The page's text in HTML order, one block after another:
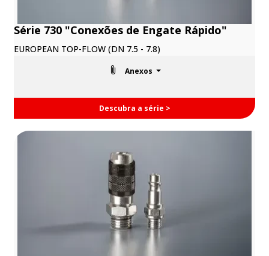
Série 730 "Conexões de Engate Rápido"
EUROPEAN TOP-FLOW (DN 7.5 - 7.8)
Anexos
Descubra a série >